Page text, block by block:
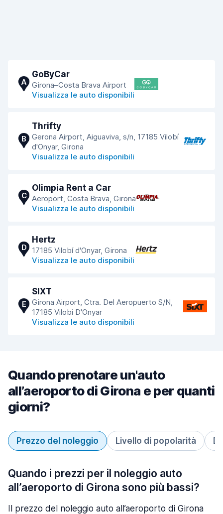
A
GoByCar
Girona–Costa Brava Airport
Visualizza le auto disponibili
B
Thrifty
Gerona Airport, Aiguaviva, s/n, 17185 Vilobí
d'Onyar, Girona
Visualizza le auto disponibili
C
Olimpia Rent a Car
Aeroport, Costa Brava, Girona
Visualizza le auto disponibili
D
Hertz
17185 Vilobí d'Onyar, Girona
Visualizza le auto disponibili
E
SIXT
Girona Airport, Ctra. Del Aeropuerto S/N,
17185 Vilobi D'Onyar
Visualizza le auto disponibili
Quando prenotare un'auto
all’aeroporto di Girona e per quanti
giorni?
Prezzo del noleggio Livello di popolarità
Quando i prezzi per il noleggio auto
all’aeroporto di Girona sono più bassi?
Il prezzo del noleggio auto all’aeroporto di Girona